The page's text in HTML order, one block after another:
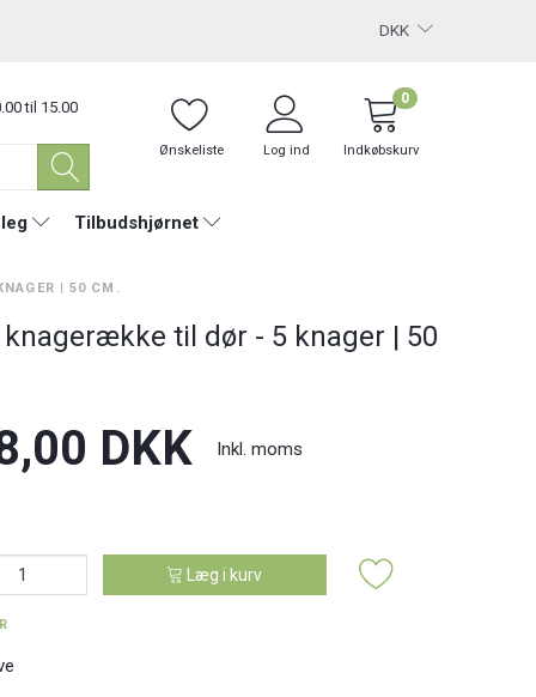
DKK
til 15.00
Ønskeliste Log ind Indkøbskurv
0
Tilbudshjørnet
| 50 CM.
knagerække til dør - 5 knager | 50
DKK Inkl. moms
Læg i kurv